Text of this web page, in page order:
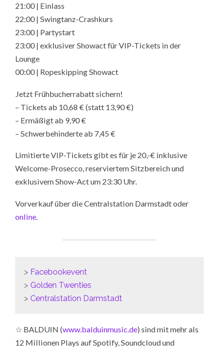
21:00 | Einlass
22:00 | Swingtanz-Crashkurs
23:00 | Partystart
23:00 | exklusiver Showact für VIP-Tickets in der
Lounge
00:00 | Ropeskipping Showact
Jetzt Frühbucherrabatt sichern!
– Tickets ab 10,68 € (statt 13,90 €)
– Ermäßigt ab 9,90 €
– Schwerbehinderte ab 7,45 €
Limitierte VIP-Tickets gibt es für je 20,-€ inklusive
Welcome-Prosecco, reserviertem Sitzbereich und
exklusivem Show-Act um 23:30 Uhr.
Vorverkauf über die Centralstation Darmstadt oder
online.
> Facebookevent
> Golden Twenties
> Centralstation Darmstadt
☆ BALDUIN (www.balduinmusic.de) sind mit mehr als
12 Millionen Plays auf Spotify, Soundcloud und